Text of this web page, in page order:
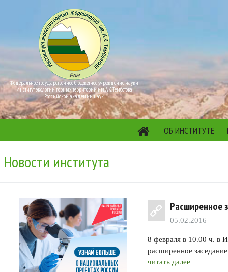
Федеральное государственное бюджетное учреждение науки
Институт экологии горных территорий им. А.К. Темботова
Российской академии наук
ОБ ИНСТИТУТЕ
Новости института
Расширенное
05.02.2016
8 февраля в 10.00 ч. в
расширенное
читать далее